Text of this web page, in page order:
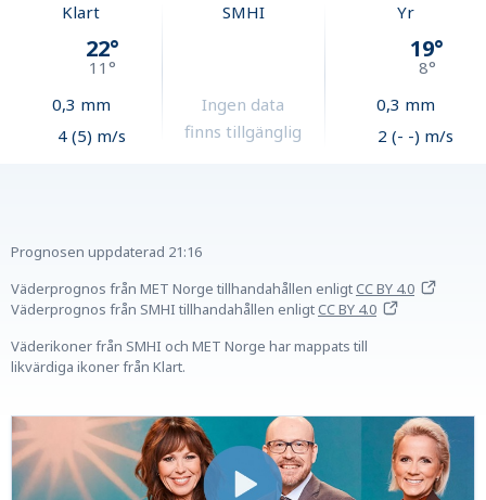
Klart
22°
11°
0,3 mm
4 (5) m/s
SMHI
Ingen data
finns tillgänglig
Yr
19°
8°
0,3 mm
2 (- -) m/s
Prognosen uppdaterad 21:16
Väderprognos från MET Norge tillhandahållen enligtCC BY 4.0
Väderprognos från SMHI tillhandahållen enligtCC BY 4.0
Väderikoner från SMHI och MET Norge har mappats till
likvärdiga ikoner från Klart.